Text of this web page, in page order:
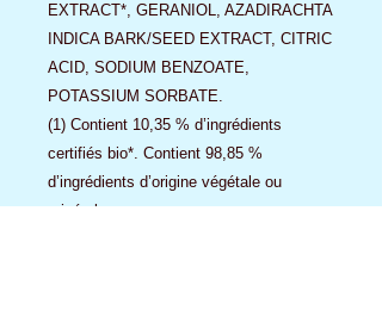
EXTRACT*, GERANIOL, AZADIRACHTA
INDICA BARK/SEED EXTRACT, CITRIC
ACID, SODIUM BENZOATE,
POTASSIUM SORBATE.
(1) Contient 10,35 % d’ingrédients
certifiés bio*. Contient 98,85 %
d’ingrédients d’origine végétale ou
minérale.